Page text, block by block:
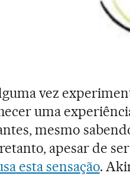
vez
uma
mesmo
apesar de
esta sensação.